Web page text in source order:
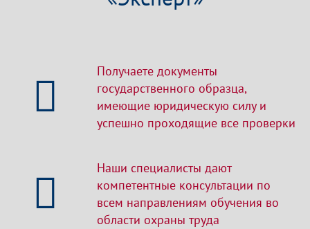
Получаете документы
государственного образца,
имеющие юридическую силу и
успешно проходящие все проверки
Наши специалисты дают
компетентные консультации по
всем направлениям обучения во
области охраны труда